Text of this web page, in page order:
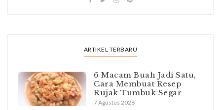
ARTIKEL TERBARU
6 Macam Buah Jadi Satu,
Cara Membuat Resep
Rujak Tumbuk Segar
7 Agustus 2026